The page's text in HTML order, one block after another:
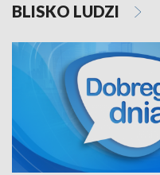
BLISKO LUDZI